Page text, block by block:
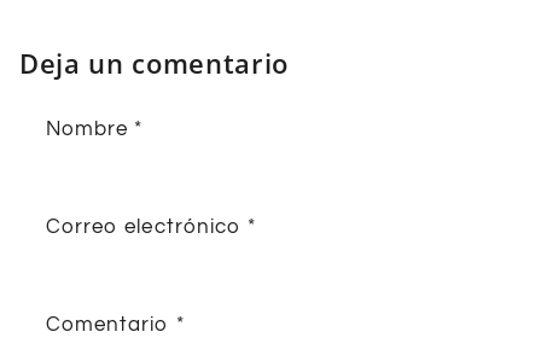
Deja un comentario
Nombre *
Correo electrónico *
Comentario *